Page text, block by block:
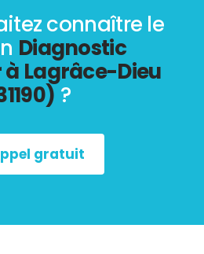
connaître le
Diagnostic
Lagrâce-Dieu
?
gratuit